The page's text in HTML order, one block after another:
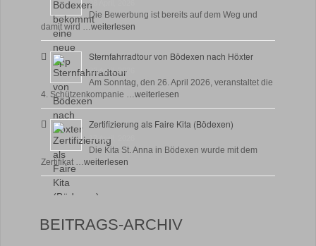
28 April, 2026
Die Bewerbung ist bereits auf dem Weg und
damit wird …weiterlesen
Sternfahrradtour von Bödexen nach Höxter
23 April, 2026
Am Sonntag, den 26. April 2026, veranstaltet die
4. Schützenkompanie …weiterlesen
Zertifizierung als Faire Kita (Bödexen)
17 April, 2026
Die Kita St. Anna in Bödexen wurde mit dem
Zertifikat …weiterlesen
BEITRAGS-ARCHIV